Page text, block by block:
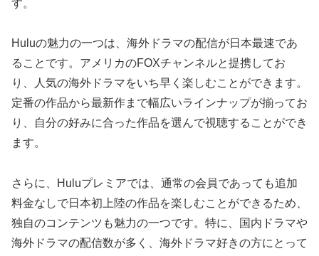
す。
Huluの魅力の一つは、海外ドラマの配信が日本最速であ
ることです。アメリカのFOXチャンネルと提携してお
り、人気の海外ドラマをいち早く楽しむことができます。
定番の作品から最新作まで幅広いラインナップが揃ってお
り、自分の好みに合った作品を選んで視聴することができ
ます。
さらに、Huluプレミアでは、通常の会員であっても追加
料金なしで日本初上陸の作品を楽しむことができるため、
独自のコンテンツも魅力の一つです。特に、国内ドラマや
海外ドラマの配信数が多く、海外ドラマ好きの方にとって